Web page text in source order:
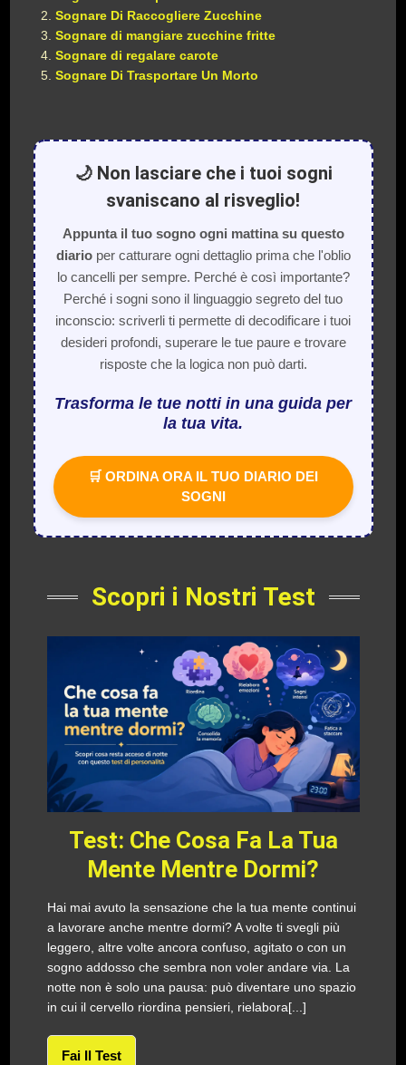
Sognare Di Raccogliere Zucchine
Sognare di mangiare zucchine fritte
Sognare di regalare carote
Sognare Di Trasportare Un Morto
🌙 Non lasciare che i tuoi sogni
svaniscano al risveglio!
Appunta il tuo sogno ogni mattina su questo
diarioper catturare ogni dettaglio prima che l'oblio
lo cancelli per sempre. Perché è così importante?
Perché i sogni sono il linguaggio segreto del tuo
inconscio: scriverli ti permette di decodificare i tuoi
desideri profondi, superare le tue paure e trovare
risposte che la logica non può darti.
Trasforma le tue notti in una guida per
la tua vita.
🛒 ORDINA ORA IL TUO DIARIO DEI
SOGNI
Scopri i Nostri Test
Test: Che Cosa Fa La Tua
Mente Mentre Dormi?
Hai mai avuto la sensazione che la tua mente continui
a lavorare anche mentre dormi? A volte ti svegli più
leggero, altre volte ancora confuso, agitato o con un
sogno addosso che sembra non voler andare via. La
notte non è solo una pausa: può diventare uno spazio
in cui il cervello riordina pensieri, rielabora[...]
Fai Il Test